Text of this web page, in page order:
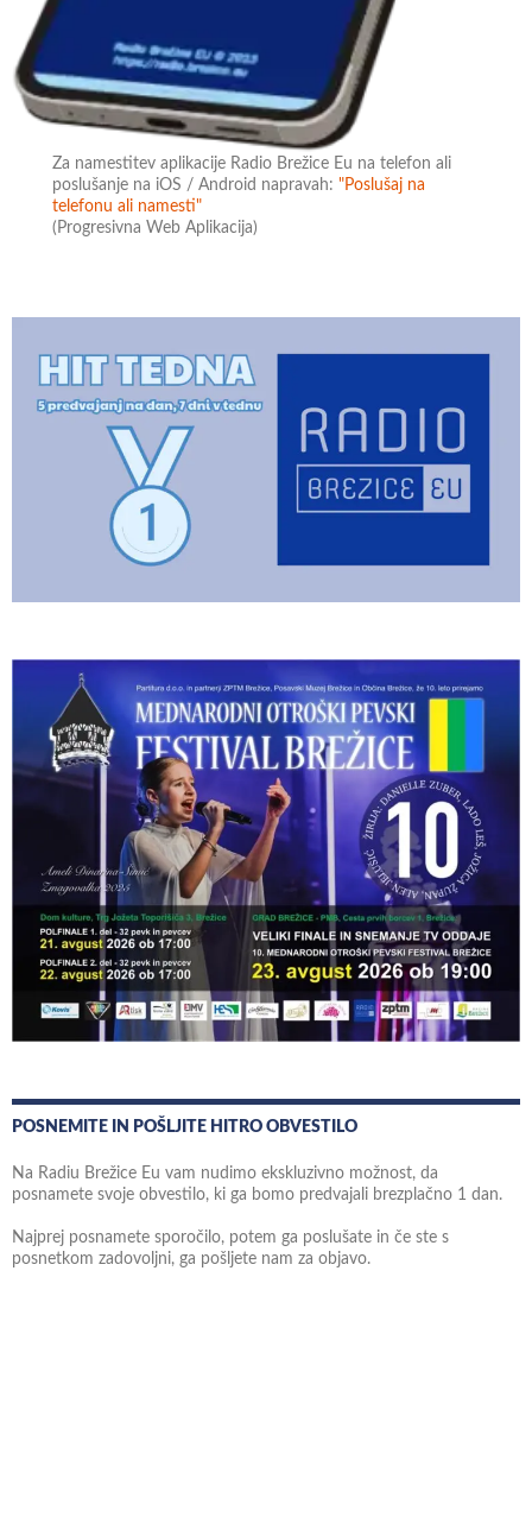
Za namestitev aplikacije Radio Brežice Eu na telefon ali
poslušanje na iOS / Android napravah:"Poslušaj na
telefonu ali namesti"
(Progresivna Web Aplikacija)
POSNEMITE IN POŠLJITE HITRO OBVESTILO
Na Radiu Brežice Eu vam nudimo ekskluzivno možnost, da
posnamete svoje obvestilo, ki ga bomo predvajali brezplačno 1 dan.
Najprej posnamete sporočilo, potem ga poslušate in če ste s
posnetkom zadovoljni, ga pošljete nam za objavo.